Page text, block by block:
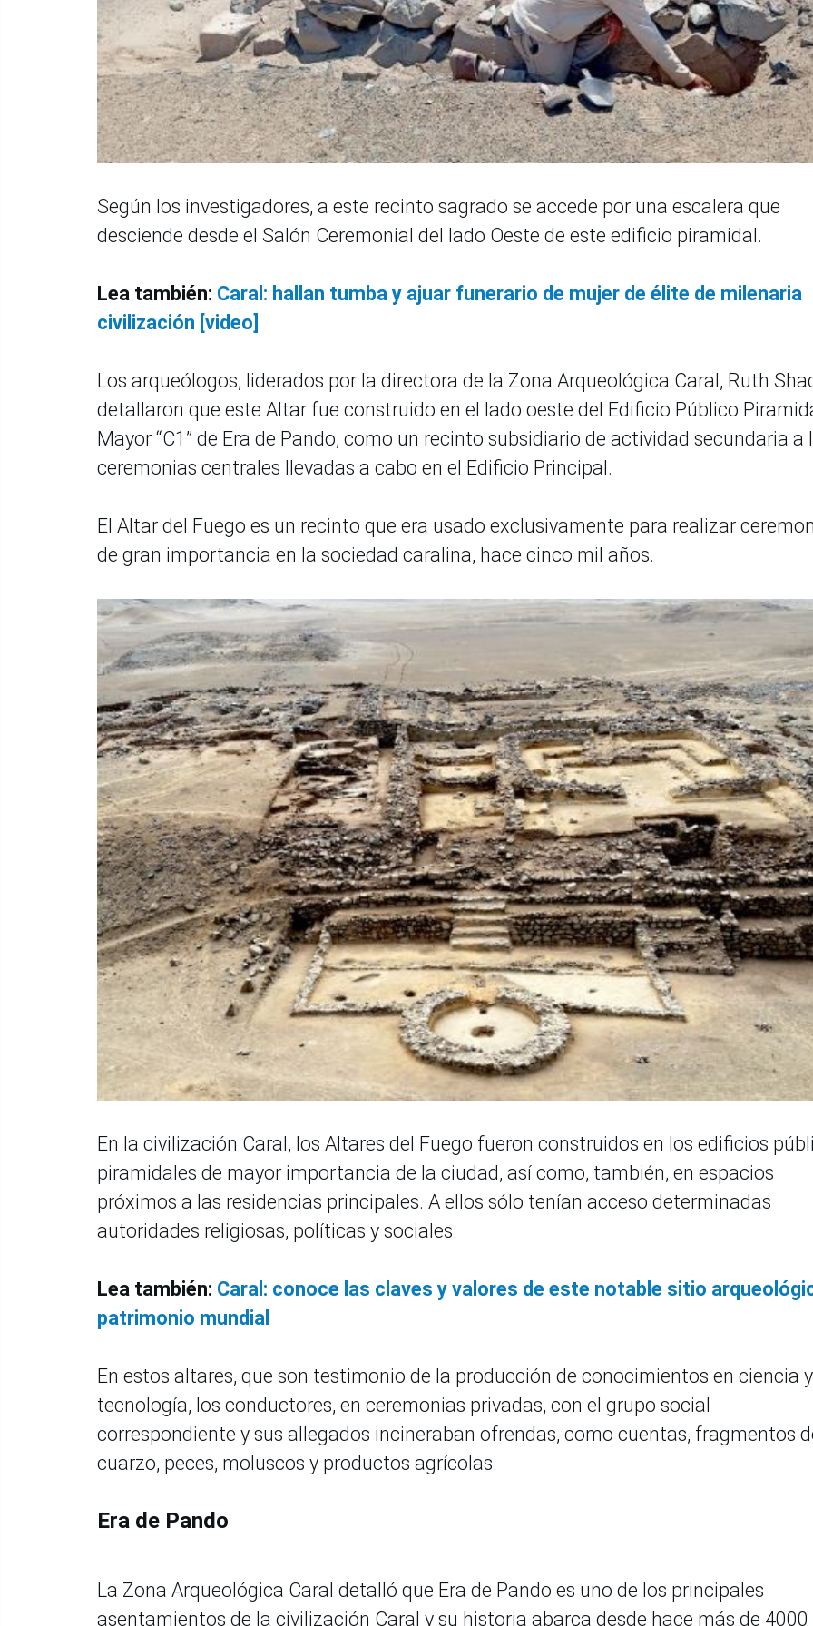
Según los investigadores, a este recinto sagrado se accede por una escalera que
desciende desde el Salón Ceremonial del lado Oeste de este edificio piramidal.
Lea también: Caral: hallan tumba y ajuar funerario de mujer de élite de milenaria
civilización [video]
Los arqueólogos, liderados por la directora de la Zona Arqueológica Caral, Ruth
detallaron que este Altar fue construido en el lado oeste del Edificio Público
Mayor “C1” de Era de Pando, como un recinto subsidiario de actividad secundaria a
ceremonias centrales llevadas a cabo en el Edificio Principal.
El Altar del Fuego es un recinto que era usado exclusivamente para realizar
de gran importancia en la sociedad caralina, hace cinco mil años.
En la civilización Caral, los Altares del Fuego fueron construidos en los edificios
piramidales de mayor importancia de la ciudad, así como, también, en espacios
próximos a las residencias principales. A ellos sólo tenían acceso determinadas
autoridades religiosas, políticas y sociales.
Lea también: Caral: conoce las claves y valores de este notable sitio
patrimonio mundial
En estos altares, que son testimonio de la producción de conocimientos en ciencia y
tecnología, los conductores, en ceremonias privadas, con el grupo social
correspondiente y sus allegados incineraban ofrendas, como cuentas, fragmentos
cuarzo, peces, moluscos y productos agrícolas.
Era de Pando
La Zona Arqueológica Caral detalló que Era de Pando es uno de los principales
asentamientos de la civilización Caral y su historia abarca desde hace más de 4000